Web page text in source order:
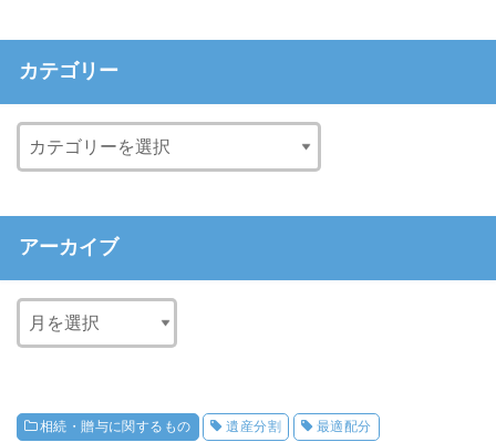
カテゴリー
アーカイブ
相続・贈与に関するもの 遺産分割 最適配分